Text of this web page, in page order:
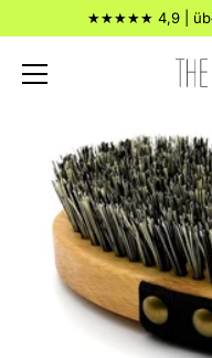
zum
★★★★★ 4,9 |